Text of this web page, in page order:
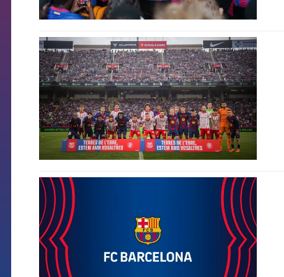
FCB Barcelona badge
FCB Barcelona badge